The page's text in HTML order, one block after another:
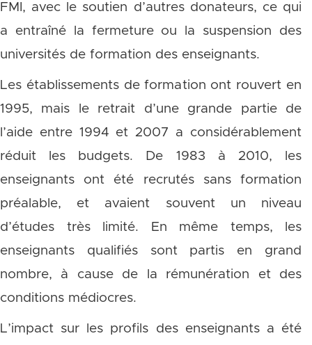
FMI, avec le soutien d’autres donateurs, ce qui
a entraîné la fermeture ou la suspension des
universités de formation des enseignants.
Les établissements de formation ont rouvert en
1995, mais le retrait d’une grande partie de
l’aide entre 1994 et 2007 a considérablement
réduit les budgets. De 1983 à 2010, les
enseignants ont été recrutés sans formation
préalable, et avaient souvent un niveau
d’études très limité. En même temps, les
enseignants qualifiés sont partis en grand
nombre, à cause de la rémunération et des
conditions médiocres.
L’impact sur les profils des enseignants a été